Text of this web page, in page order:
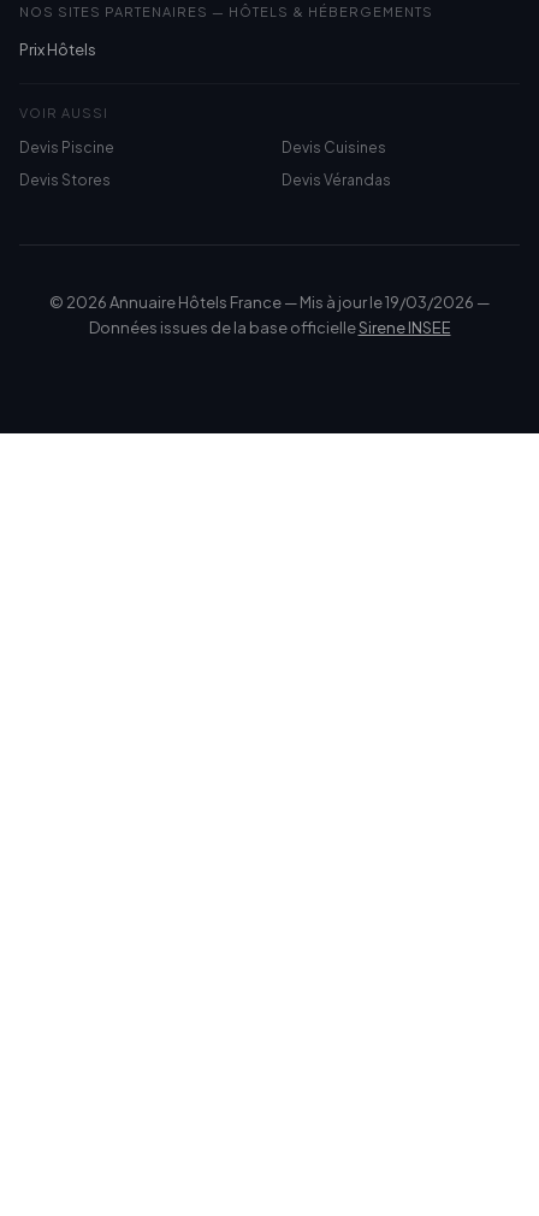
NOS SITES PARTENAIRES — HÔTELS & HÉBERGEMENTS
Prix Hôtels
VOIR AUSSI
Devis Piscine
Devis Cuisines
Devis Stores
Devis Vérandas
© 2026 Annuaire Hôtels France — Mis à jour le 19/03/2026 —
Données issues de la base officielleSirene INSEE